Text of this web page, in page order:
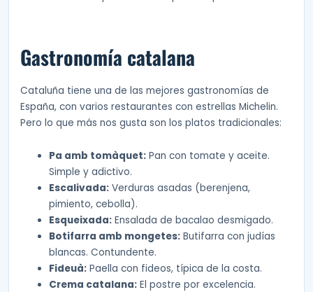
Gastronomía catalana
Cataluña tiene una de las mejores gastronomías de
España, con varios restaurantes con estrellas Michelin.
Pero lo que más nos gusta son los platos tradicionales:
Pa amb tomàquet: Pan con tomate y aceite.
Simple y adictivo.
Escalivada: Verduras asadas (berenjena,
pimiento, cebolla).
Esqueixada: Ensalada de bacalao desmigado.
Botifarra amb mongetes: Butifarra con judías
blancas. Contundente.
Fideuà: Paella con fideos, típica de la costa.
Crema catalana: El postre por excelencia.